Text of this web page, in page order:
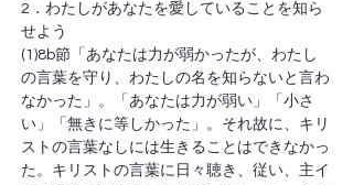
2．わたしがあなたを愛していることを知ら
せよう
(1)8b節「あなたは力が弱かったが、わたし
の言葉を守り、わたしの名を知らないと言わ
なかった」。「あなたは力が弱い」「小さ
い」「無きに等しかった」。それ故に、キリ
ストの言葉なしには生きることはできなかっ
た。キリストの言葉に日々聴き、従い、主イ